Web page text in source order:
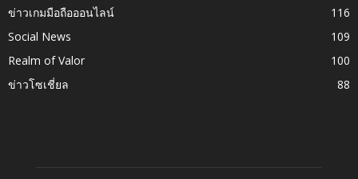
ข่าวเกมมือถือออนไลน์
116
Social News
109
Realm of Valor
100
ข่าวโซเชี่ยล
88